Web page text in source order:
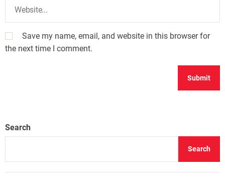
Save my name, email, and website in this browser for
the next time I comment.
Search
Search